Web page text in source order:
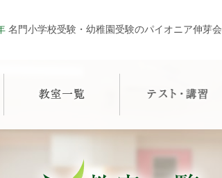
名門小学校受験・幼稚園受験のパイオニア伸芽会